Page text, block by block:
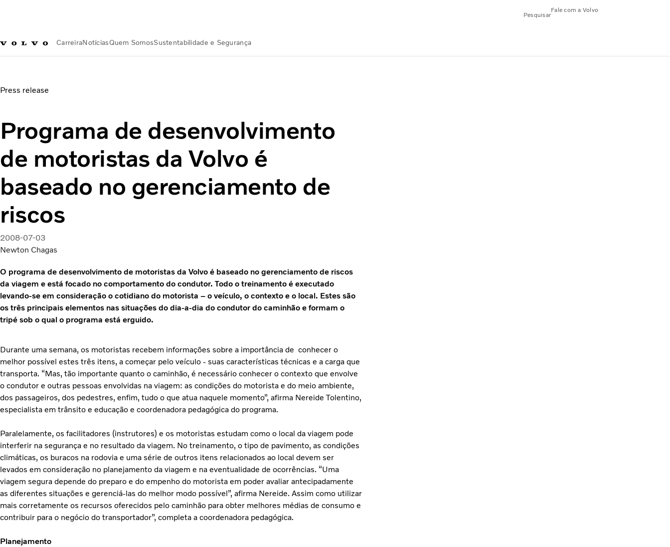
Pesquisar
Fale com a Volvo
CarreiraNotíciasQuem SomosSustentabilidade e Segurança
Press release
Programa de desenvolvimento
de motoristas da Volvo é
baseado no gerenciamento de
riscos
2008-07-03
Newton Chagas
O programa de desenvolvimento de motoristas da Volvo é baseado no gerenciamento de riscos
da viagem e está focado no comportamento do condutor. Todo o treinamento é executado
levando-se em consideração o cotidiano do motorista – o veículo, o contexto e o local. Estes são
os três principais elementos nas situações do dia-a-dia do condutor do caminhão e formam o
tripé sob o qual o programa está erguido.
Durante uma semana, os motoristas recebem informações sobre a importância de conhecer o
melhor possível estes três itens, a começar pelo veículo - suas características técnicas e a carga que
transporta. “Mas, tão importante quanto o caminhão, é necessário conhecer o contexto que envolve
o condutor e outras pessoas envolvidas na viagem: as condições do motorista e do meio ambiente,
dos passageiros, dos pedestres, enfim, tudo o que atua naquele momento”, afirma Nereide Tolentino,
especialista em trânsito e educação e coordenadora pedagógica do programa.
Paralelamente, os facilitadores (instrutores) e os motoristas estudam como o local da viagem pode
interferir na segurança e no resultado da viagem. No treinamento, o tipo de pavimento, as condições
climáticas, os buracos na rodovia e uma série de outros itens relacionados ao local devem ser
levados em consideração no planejamento da viagem e na eventualidade de ocorrências. “Uma
viagem segura depende do preparo e do empenho do motorista em poder avaliar antecipadamente
as diferentes situações e gerenciá-las do melhor modo possível”, afirma Nereide. Assim como utilizar
mais corretamente os recursos oferecidos pelo caminhão para obter melhores médias de consumo e
contribuir para o negócio do transportador”, completa a coordenadora pedagógica.
Planejamento